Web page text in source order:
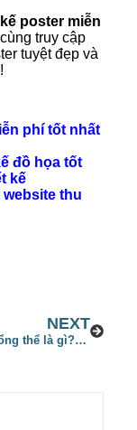
poster miễn
truy cập
tuyệt đẹp và
phí tốt nhất
đồ họa tốt
kế
website thu
NEXT
Marketing tổng thể là gì? Top 4+ bước lên kế hoạch Marketing tổng thể chỉnh chu và hiệu quả